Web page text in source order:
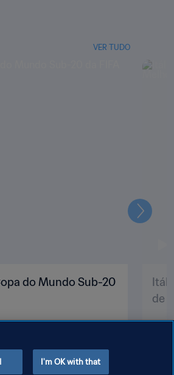
VER TUDO
do Mundo Sub-20
de
I'm OK with that